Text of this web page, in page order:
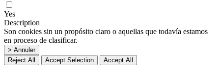
Yes
Description
Son cookies sin un propósito claro o aquellas que todavía estamos
en proceso de clasificar.
> Annuler
Reject All
Accept Selection Accept All